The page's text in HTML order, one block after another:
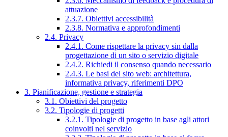
attuazione
2.3.7. Obiettivi accessibilità
2.3.8. Normativa e approfondimenti
2.4. Privacy
2.4.1. Come rispettare la privacy sin dalla
progettazione di un sito o servizio digitale
2.4.2. Richiedi il consenso quando necessario
2.4.3. Le basi del sito web: architettura,
informativa privacy, riferimenti DPO
3. Pianificazione, gestione e strategia
3.1. Obiettivi del progetto
3.2. Tipologie di progetti
3.2.1. Tipologie di progetto in base agli attori
coinvolti nel servizio